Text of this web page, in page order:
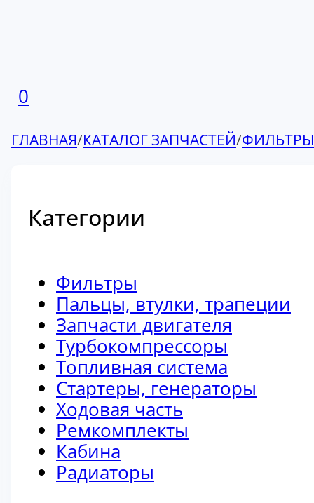
0
ГЛАВНАЯ/КАТАЛОГ ЗАПЧАСТЕЙ/ФИЛЬТРЫ
Категории
Фильтры
Пальцы, втулки, трапеции
Запчасти двигателя
Турбокомпрессоры
Топливная система
Стартеры, генераторы
Ходовая часть
Ремкомплекты
Кабина
Радиаторы